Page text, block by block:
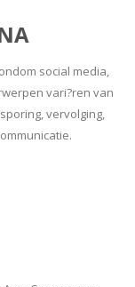
social media,
vari?ren van
vervolging,